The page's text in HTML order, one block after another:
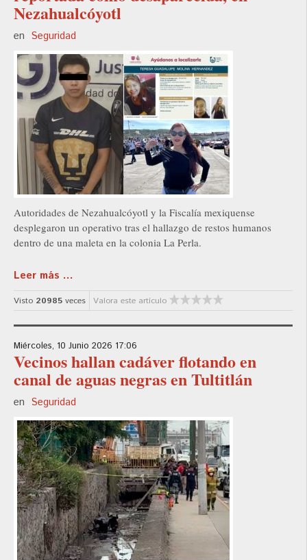
Nezahualcóyotl
en Seguridad
Autoridades de Nezahualcóyotl y la Fiscalía mexiquense
desplegaron un operativo tras el hallazgo de restos humanos
dentro de una maleta en la colonia La Perla.
Leer más ...
Visto 20985 veces Valora este artículo
Miércoles, 10 Junio 2026 17:06
Vecinos hallan cadáver flotando en
canal de aguas negras en Tultitlán
en Seguridad